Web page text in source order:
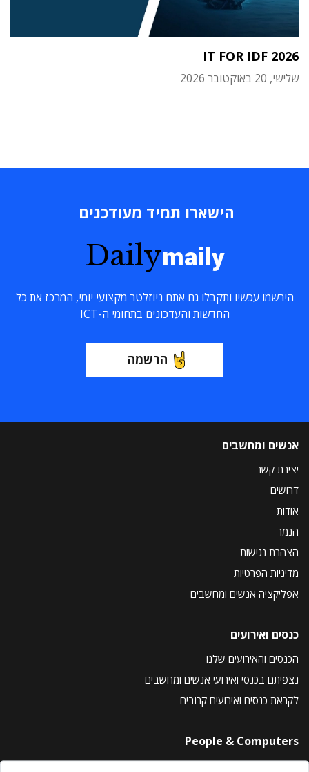
IT FOR IDF 2026
שלישי, 20 באוקטובר 2026
הישארו תמיד מעודכנים
Dailymaily
הירשמו עכשיו ותקבלו גם אתם ניוזלטר מקצועי יומי, המרכז את כל
החדשות והעדכונים בתחומי ה-ICT
הרשמה
אנשים ומחשבים
יצירת קשר
דרושים
אודות
הנמר
הצהרת נגישות
מדיניות הפרטיות
אפליקציה אנשים ומחשבים
כנסים ואירועים
הכנסים והאירועים שלנו
נצפיתם בכנסי ואירועי אנשים ומחשבים
לקראת כנסים ואירועים קרובים
People & Computers
About Us